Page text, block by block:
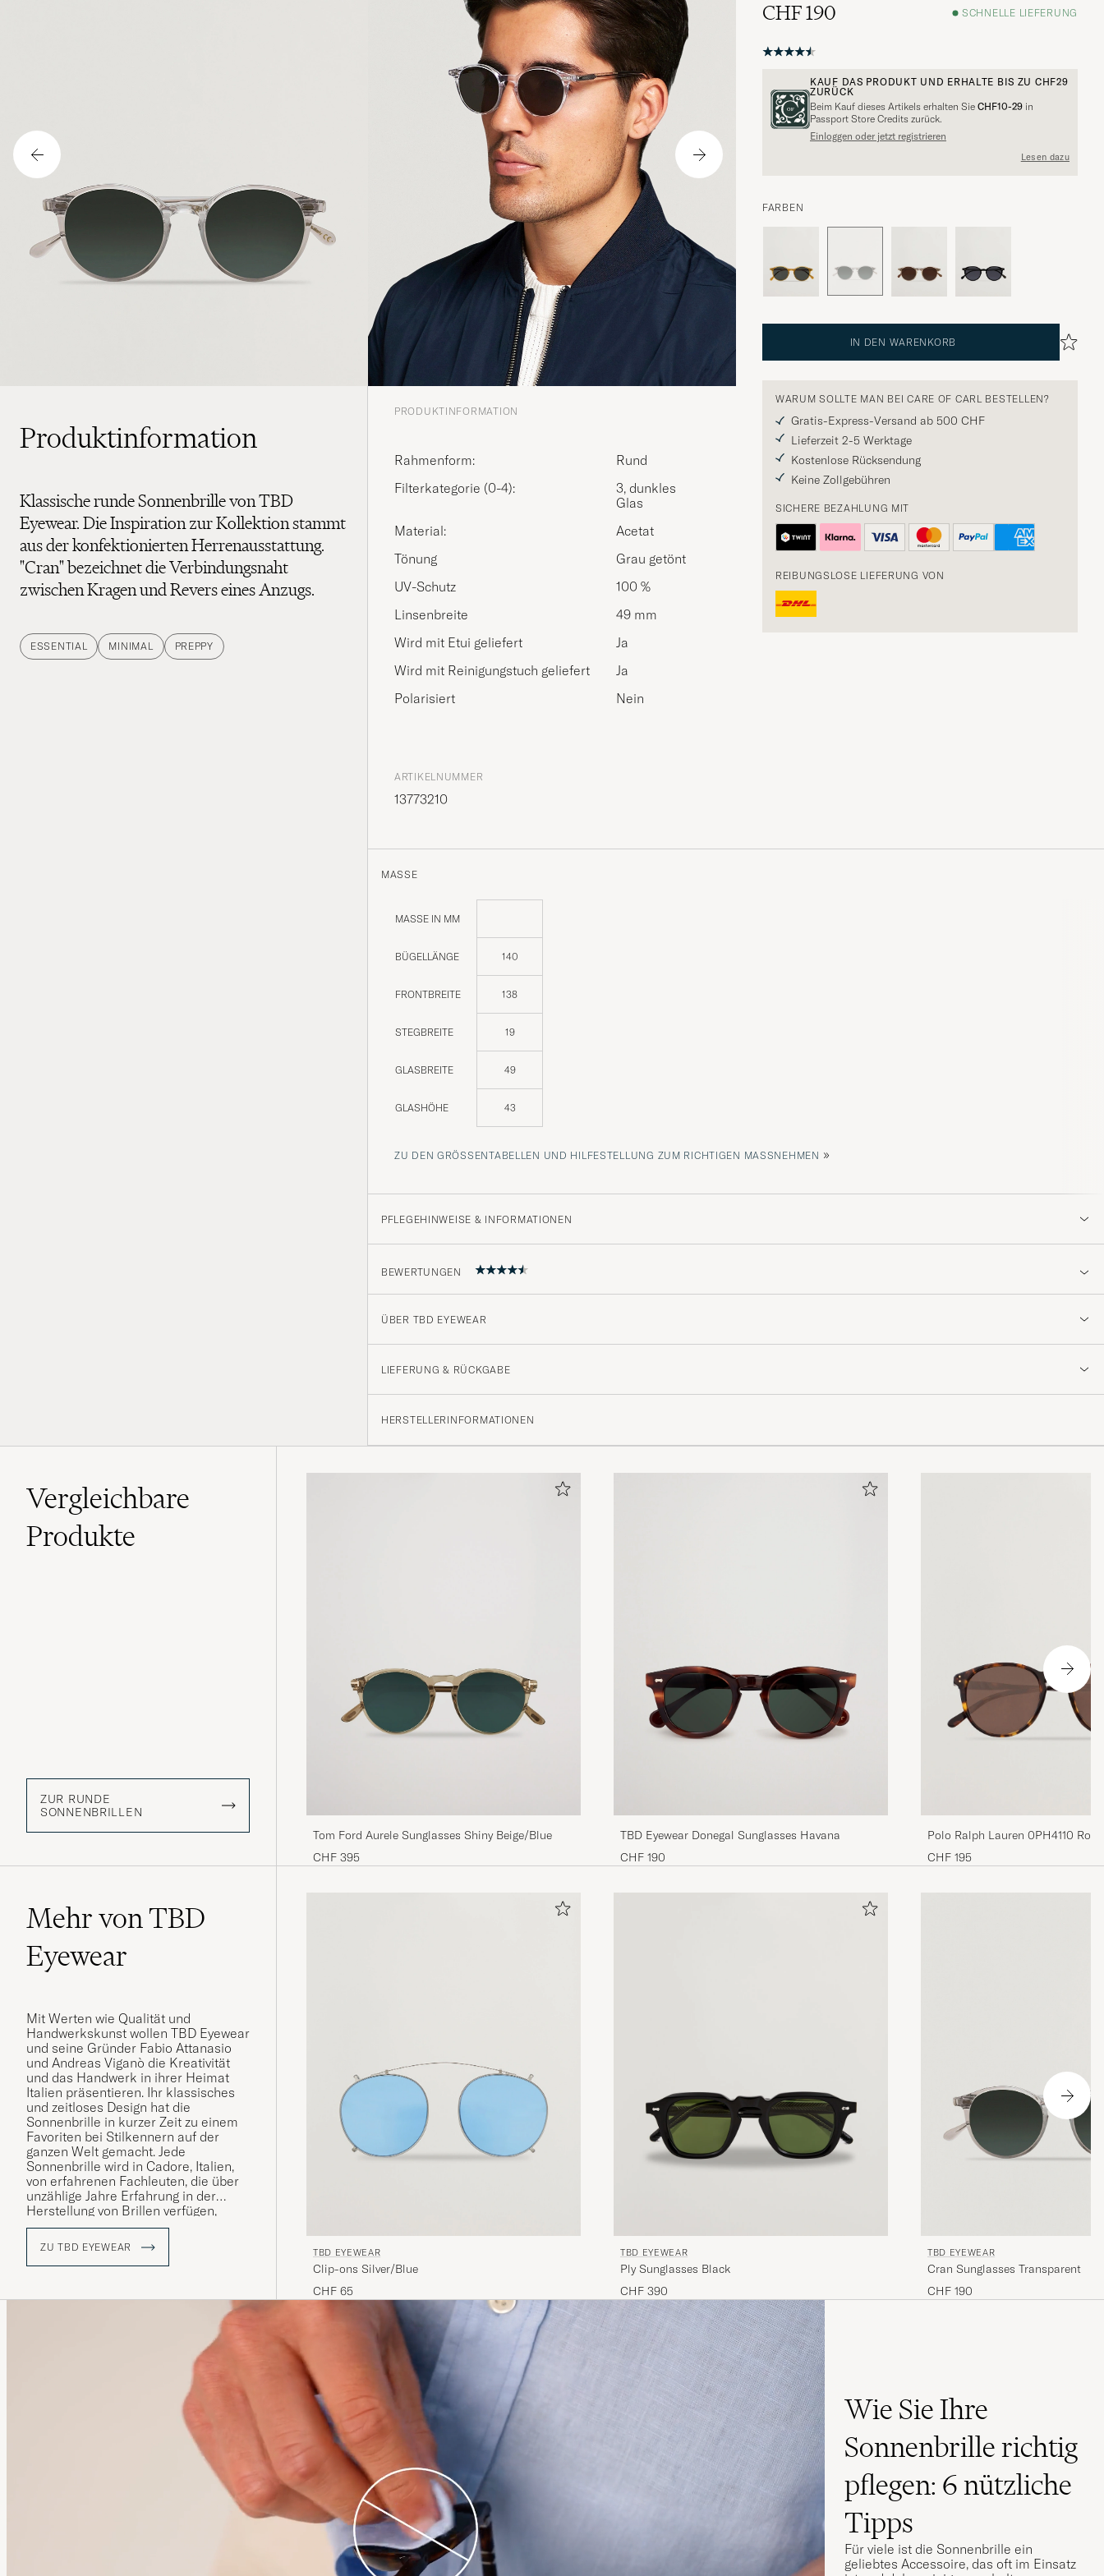
CHF 190
SCHNELLE LIEFERUNG
KAUF DAS PRODUKT UND ERHALTE BIS ZU CHF29
ZURÜCK
Beim Kauf dieses Artikels erhalten Sie CHF10-29 in
Passport Store Credits zurück.
Einloggen oder jetzt registrieren
Lesen dazu
FARBEN
IN DEN WARENKORB
WARUM SOLLTE MAN BEI CARE OF CARL BESTELLEN?
Gratis-Express-Versand ab 500 CHF
Lieferzeit 2-5 Werktage
Kostenlose Rücksendung
Keine Zollgebühren
SICHERE BEZAHLUNG MIT
REIBUNGSLOSE LIEFERUNG VON
Produktinformation
Klassische runde Sonnenbrille von TBD
Eyewear. Die Inspiration zur Kollektion stammt
aus der konfektionierten Herrenausstattung.
"Cran" bezeichnet die Verbindungsnaht
zwischen Kragen und Revers eines Anzugs.
ESSENTIAL MINIMAL PREPPY
PRODUKTINFORMATION
Rahmenform:
Rund
Filterkategorie (0-4):
3, dunkles
Glas
Material:
Acetat
Tönung
Grau getönt
UV-Schutz
100 %
Linsenbreite
49 mm
Wird mit Etui geliefert
Ja
Wird mit Reinigungstuch geliefert
Ja
Polarisiert
Nein
ARTIKELNUMMER
13773210
MASSE
MASSE IN MM
BÜGELLÄNGE 140
FRONTBREITE 138
STEGBREITE 19
GLASBREITE 49
GLASHÖHE 43
ZU DEN GRÖSSENTABELLEN UND HILFESTELLUNG ZUM RICHTIGEN MASSNEHMEN »
PFLEGEHINWEISE & INFORMATIONEN
BEWERTUNGEN
ÜBER TBD EYEWEAR
LIEFERUNG & RÜCKGABE
HERSTELLERINFORMATIONEN
Vergleichbare
Produkte
ZUR RUNDE
SONNENBRILLEN
Tom Ford Aurele Sunglasses Shiny Beige/Blue
CHF 395
TBD Eyewear Donegal Sunglasses Havana
CHF 190
Polo Ralph Lauren 0PH4110
Havana
CHF 195
Mehr von TBD
Eyewear
Mit Werten wie Qualität und
Handwerkskunst wollen TBD Eyewear
und seine Gründer Fabio Attanasio
und Andreas Viganò die Kreativität
und das Handwerk in ihrer Heimat
Italien präsentieren. Ihr klassisches
und zeitloses Design hat die
Sonnenbrille in kurzer Zeit zu einem
Favoriten bei Stilkennern auf der
ganzen Welt gemacht. Jede
Sonnenbrille wird in Cadore, Italien,
von erfahrenen Fachleuten, die über
unzählige Jahre Erfahrung in der
Herstellung von Brillen verfügen,
handgefertigt.
ZU TBD EYEWEAR TBD EYEWEAR
Clip-ons Silver/Blue
CHF 65
TBD EYEWEAR
Ply Sunglasses Black
CHF 390
TBD EYEWEAR
Cran Sunglasses Transparent
CHF 190
Wie Sie Ihre
Sonnenbrille richtig
pflegen: 6 nützliche
Tipps
Für viele ist die Sonnenbrille ein
geliebtes Accessoire, das oft im Einsatz